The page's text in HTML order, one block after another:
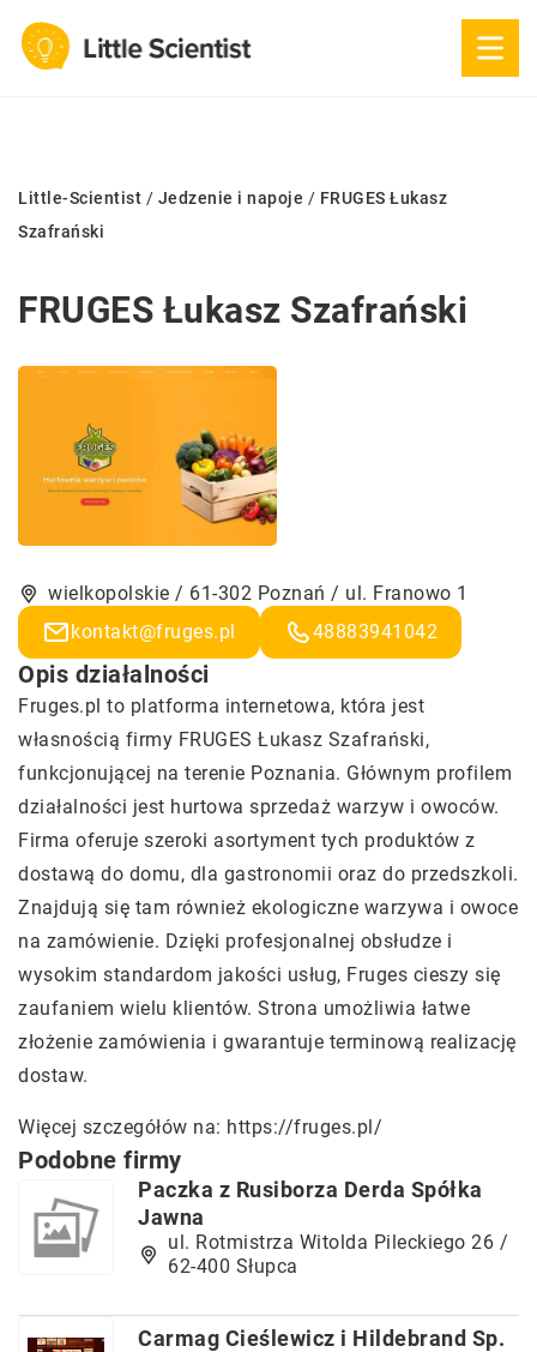
Little-Scientist / Jedzenie i napoje / FRUGES Łukasz
Szafrański
FRUGES Łukasz Szafrański
wielkopolskie / 61-302 Poznań / ul. Franowo 1
kontakt@fruges.pl
48883941042
Opis działalności
Fruges.pl to platforma internetowa, która jest
własnością firmy FRUGES Łukasz Szafrański,
funkcjonującej na terenie Poznania. Głównym profilem
działalności jest hurtowa sprzedaż warzyw i owoców.
Firma oferuje szeroki asortyment tych produktów z
dostawą do domu, dla gastronomii oraz do przedszkoli.
Znajdują się tam również ekologiczne warzywa i owoce
na zamówienie. Dzięki profesjonalnej obsłudze i
wysokim standardom jakości usług, Fruges cieszy się
zaufaniem wielu klientów. Strona umożliwia łatwe
złożenie zamówienia i gwarantuje terminową realizację
dostaw.
Więcej szczegółów na: https://fruges.pl/
Podobne firmy
Paczka z Rusiborza Derda Spółka
Jawna
ul. Rotmistrza Witolda Pileckiego 26 /
62-400 Słupca
Carmag Cieślewicz i Hildebrand Sp.